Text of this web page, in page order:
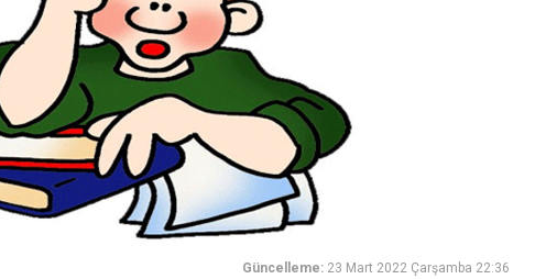
Güncelleme: 23 Mart 2022 Çarşamba 22:36